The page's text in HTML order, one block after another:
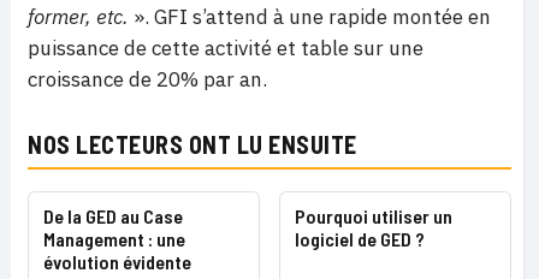
former, etc. ». GFI s’attend à une rapide montée en
puissance de cette activité et table sur une
croissance de 20% par an.
NOS LECTEURS ONT LU ENSUITE
De la GED au Case
Management : une
évolution évidente
Pourquoi utiliser un
logiciel de GED ?